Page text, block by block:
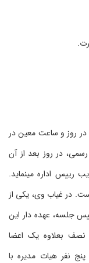
در روز و ساعت معین در
در روز بعد از آن
رییس اداره می‏نماید.
در غیاب وی، یکی از
جلسه، عهده دار این
بعلاوه یک اعضا
نفر هیات مدیره با